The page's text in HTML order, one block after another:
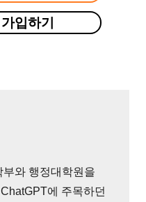
입하기
와 행정대학원을
에 주목하던